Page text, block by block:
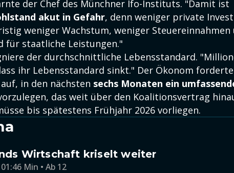
der Chef des Münchner Ifo-Instituts. "Damit ist
akut in Gefahr, denn weniger private
weniger Wachstum, weniger Steuereinnahmen
für staatliche Leistungen."
der durchschnittliche Lebensstandard.
ihr Lebensstandard sinkt." Der Ökonom
in den nächsten sechs Monaten ein
das weit über den Koalitionsvertrag
bis spätestens Frühjahr 2026 vorliegen.
Wirtschaft kriselt weiter
Min • Ab 12